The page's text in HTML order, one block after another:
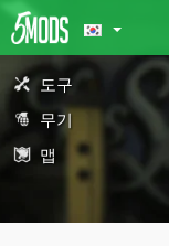
도구
무기
맵